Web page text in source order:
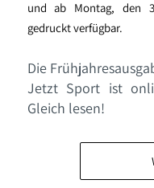
Die
Jetzt Sport ist
Gleich lesen!